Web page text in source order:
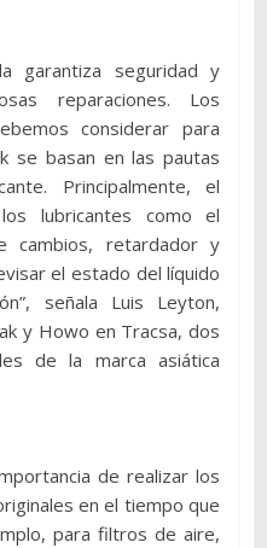
garantiza seguridad y
reparaciones. Los
considerar para
se basan en las pautas
Principalmente, el
lubricantes como el
cambios, retardador y
el estado del líquido
señala Luis Leyton,
y Howo en Tracsa, dos
de la marca asiática
de realizar los
en el tiempo que
para filtros de aire,